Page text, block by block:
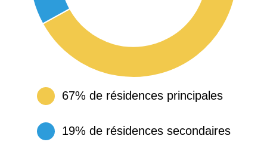
67% de résidences principales
19% de résidences secondaires